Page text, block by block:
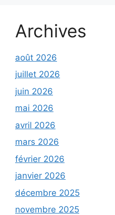
Archives
août 2026
juillet 2026
juin 2026
mai 2026
avril 2026
mars 2026
février 2026
janvier 2026
décembre 2025
novembre 2025